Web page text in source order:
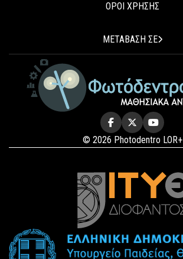
ΟΡΟΙ ΧΡΗΣΗΣ
ΜΕΤΑΒΑΣΗ ΣΕ
© 2026 Photodentro LOR+